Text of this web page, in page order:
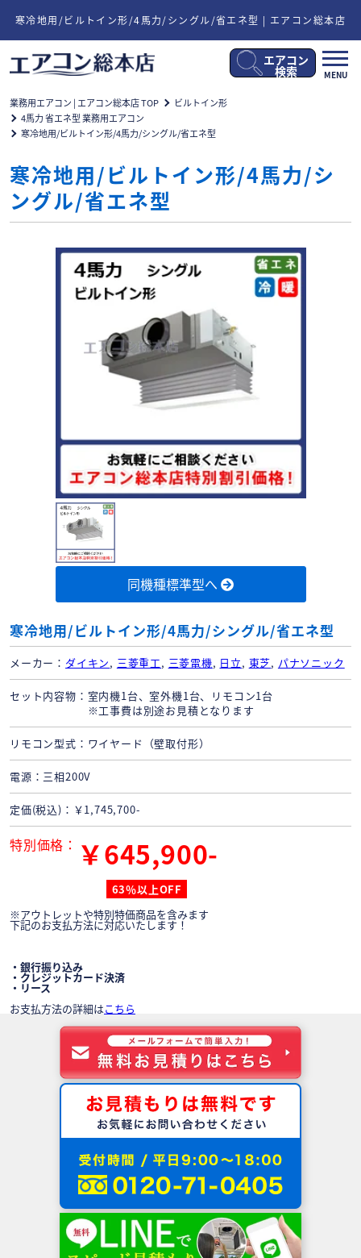
寒冷地用/ビルトイン形/4馬力/シングル/省エネ型 | エアコン総本店
メ
ニ
MENU
エアコン
検索
業務用エアコン | エアコン総本店 TOP
ビルトイン形
4馬力 省エネ型 業務用エアコン
寒冷地用/ビルトイン形/4馬力/シングル/省エネ型
寒冷地用/ビルトイン形/4馬力/シ
ングル/省エネ型
寒冷地用/ビルトイン形/4馬力/シングル/省エネ型
メーカー ダイキン, 三菱重工, 三菱電機, 日立, 東芝, パナソニック
セット内容物
室内機1台、室外機1台、リモコン1台
※工事費は別途お見積となります
リモコン型式 ワイヤード（壁取付形）
電源 三相200V
定価(税込) ￥1,745,700-
特別価格 ￥645,900-
63％以上OFF
※アウトレットや特別特価商品を含みます
下記のお支払方法に対応いたします！
・銀行振り込み
・クレジットカード決済
・リース
お支払方法の詳細はこちら
同機種標準型へ